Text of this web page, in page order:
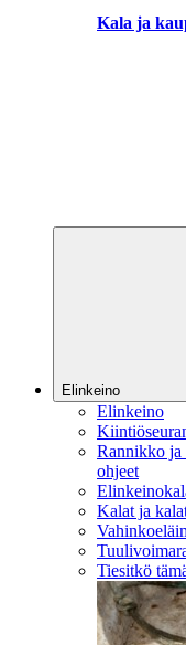
Kala ja
Elinkeino
Elinkeino
Rannikko ja
ohjeet
Kalat ja
Tiesitkö